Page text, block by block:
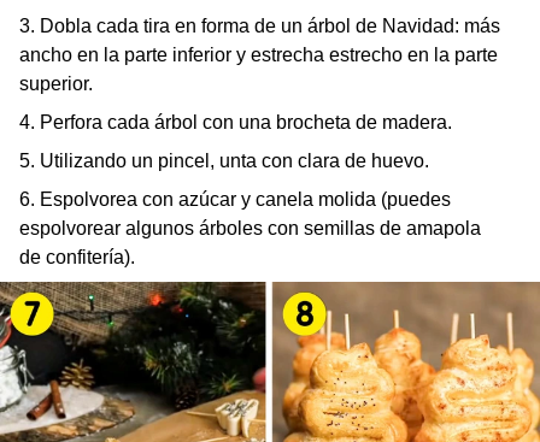
3. Dobla cada tira en forma de un árbol de Navidad: más
ancho en la parte inferior y estrecha estrecho en la parte
superior.
4. Perfora cada árbol con una brocheta de madera.
5. Utilizando un pincel, unta con clara de huevo.
6. Espolvorea con azúcar y canela molida (puedes
espolvorear algunos árboles con semillas de amapola
de confitería).